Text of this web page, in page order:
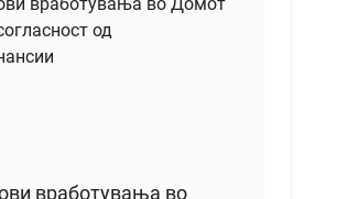
вработувања во